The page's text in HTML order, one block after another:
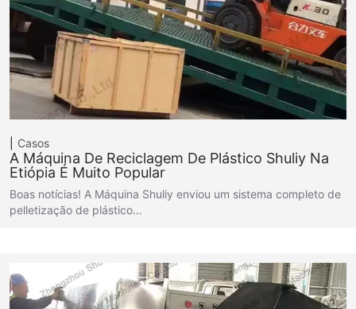
Casos
A Máquina De Reciclagem De Plástico Shuliy Na
Etiópia É Muito Popular
Boas notícias! A Máquina Shuliy enviou um sistema completo de
pelletização de plástico…